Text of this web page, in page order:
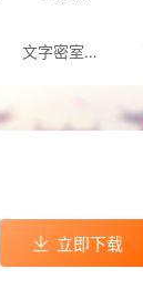
文字密室逃脱
立即下载